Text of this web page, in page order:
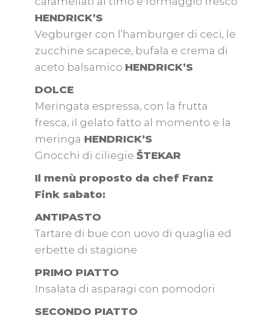
HENDRICK’S
Vegburger con l’hamburger di ceci, le
zucchine scapece, bufala e crema di
aceto balsamico HENDRICK’S
DOLCE
Meringata espressa, con la frutta
fresca, il gelato fatto al momento e la
meringa HENDRICK’S
Gnocchi di ciliegie ŠTEKAR
Il menù proposto da chef Franz
Fink sabato:
ANTIPASTO
Tartare di bue con uovo di quaglia ed
erbette di stagione
PRIMO PIATTO
Insalata di asparagi con pomodori
SECONDO PIATTO